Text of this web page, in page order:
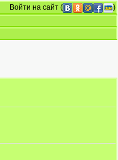
Войти на сайт (
)